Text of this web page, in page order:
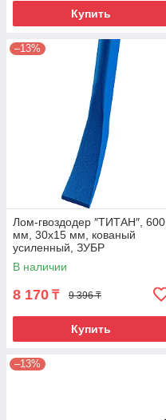
Купить
–13%
Лом-гвоздодер ″ТИТАН″, 600
мм, 30х15 мм, кованый
усиленный, ЗУБР
В наличии
8 170 ₸ 9 396 ₸
Купить
–13%